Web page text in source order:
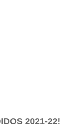
2021-22!